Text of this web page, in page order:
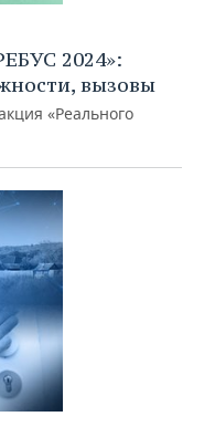
2024»:
вызовы
«Реального